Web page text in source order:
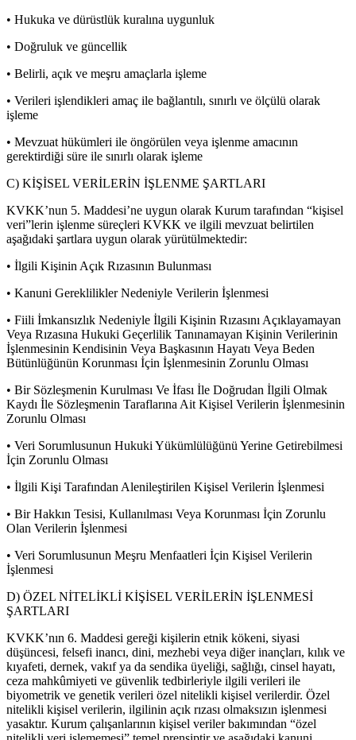
• Hukuka ve dürüstlük kuralına uygunluk
• Doğruluk ve güncellik
• Belirli, açık ve meşru amaçlarla işleme
• Verileri işlendikleri amaç ile bağlantılı, sınırlı ve ölçülü olarak
işleme
• Mevzuat hükümleri ile öngörülen veya işlenme amacının
gerektirdiği süre ile sınırlı olarak işleme
C) KİŞİSEL VERİLERİN İŞLENME ŞARTLARI
KVKK’nun 5. Maddesi’ne uygun olarak Kurum tarafından “kişisel
veri”lerin işlenme süreçleri KVKK ve ilgili mevzuat belirtilen
aşağıdaki şartlara uygun olarak yürütülmektedir:
• İlgili Kişinin Açık Rızasının Bulunması
• Kanuni Gereklilikler Nedeniyle Verilerin İşlenmesi
• Fiili İmkansızlık Nedeniyle İlgili Kişinin Rızasını Açıklayamayan
Veya Rızasına Hukuki Geçerlilik Tanınamayan Kişinin Verilerinin
İşlenmesinin Kendisinin Veya Başkasının Hayatı Veya Beden
Bütünlüğünün Korunması İçin İşlenmesinin Zorunlu Olması
• Bir Sözleşmenin Kurulması Ve İfası İle Doğrudan İlgili Olmak
Kaydı İle Sözleşmenin Taraflarına Ait Kişisel Verilerin İşlenmesinin
Zorunlu Olması
• Veri Sorumlusunun Hukuki Yükümlülüğünü Yerine Getirebilmesi
İçin Zorunlu Olması
• İlgili Kişi Tarafından Alenileştirilen Kişisel Verilerin İşlenmesi
• Bir Hakkın Tesisi, Kullanılması Veya Korunması İçin Zorunlu
Olan Verilerin İşlenmesi
• Veri Sorumlusunun Meşru Menfaatleri İçin Kişisel Verilerin
İşlenmesi
D) ÖZEL NİTELİKLİ KİŞİSEL VERİLERİN İŞLENMESİ
ŞARTLARI
KVKK’nın 6. Maddesi gereği kişilerin etnik kökeni, siyasi
düşüncesi, felsefi inancı, dini, mezhebi veya diğer inançları, kılık ve
kıyafeti, dernek, vakıf ya da sendika üyeliği, sağlığı, cinsel hayatı,
ceza mahkûmiyeti ve güvenlik tedbirleriyle ilgili verileri ile
biyometrik ve genetik verileri özel nitelikli kişisel verilerdir. Özel
nitelikli kişisel verilerin, ilgilinin açık rızası olmaksızın işlenmesi
yasaktır. Kurum çalışanlarının kişisel veriler bakımından “özel